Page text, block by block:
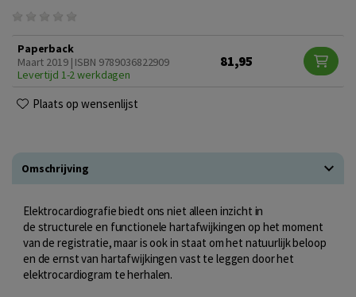
Paperback
Maart 2019 | ISBN 9789036822909
Levertijd 1-2 werkdagen
81,95
Plaats op wensenlijst
Omschrijving
Elektrocardiografie biedt ons niet alleen inzicht in
de structurele en functionele hartafwijkingen op het moment
van de registratie, maar is ook in staat om het natuurlijk beloop
en de ernst van hartafwijkingen vast te leggen door het
elektrocardiogram te herhalen.